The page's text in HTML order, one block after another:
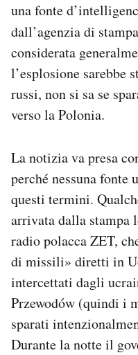
AREA PERSONALE
Area Personale
Newsletter
Notifiche mobile
Regala il Post
Hai bisogno di aiuto?
una fonte
dall’agenzia di
considerata
l’esplosione sarebbe
russi, non si sa se
verso la Polonia.
La notizia va presa
perché nessuna fonte
questi termini.
arrivata dalla stampa
radio polacca ZET,
di missili» diretti in
intercettati dagli
Przewodów (quindi i
sparati
Durante la notte il